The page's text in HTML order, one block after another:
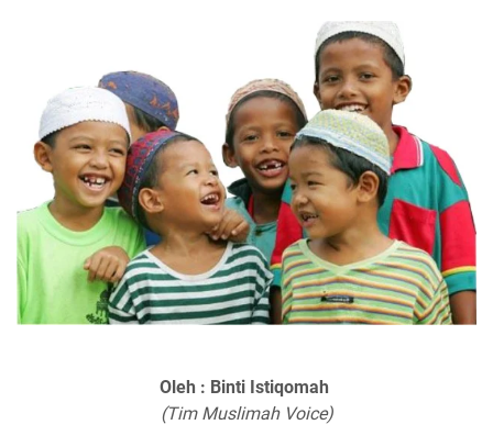
Oleh : Binti Istiqomah
(Tim Muslimah Voice)